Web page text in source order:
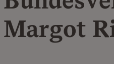
Margot